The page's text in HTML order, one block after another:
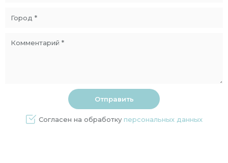
Согласен на обработку персональных данных